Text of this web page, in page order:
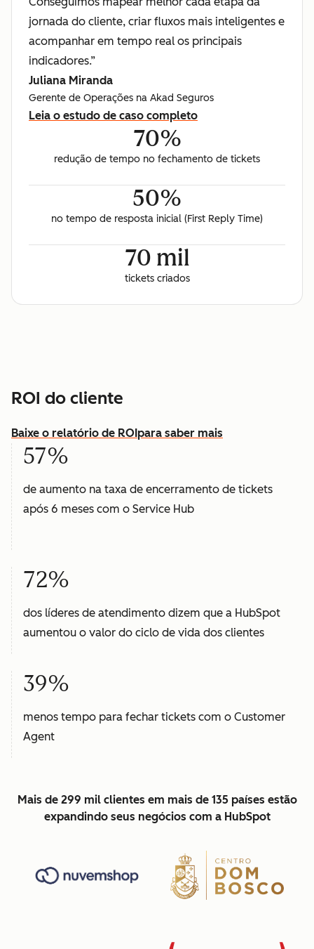
jornada do cliente, criar fluxos mais inteligentes e
acompanhar em tempo real os principais
indicadores.”
Juliana Miranda
Gerente de Operações na Akad Seguros
Leia o estudo de caso completo
70%
redução de tempo no fechamento de tickets
50%
no tempo de resposta inicial (First Reply Time)
70 mil
tickets criados
ROI do cliente
Baixe o relatório de ROI para saber mais
57%
de aumento na taxa de encerramento de tickets
após 6 meses com o Service Hub
72%
dos líderes de atendimento dizem que a HubSpot
aumentou o valor do ciclo de vida dos clientes
39%
menos tempo para fechar tickets com o Customer
Agent
Mais de 299 mil clientes em mais de 135 países estão
expandindo seus negócios com a HubSpot